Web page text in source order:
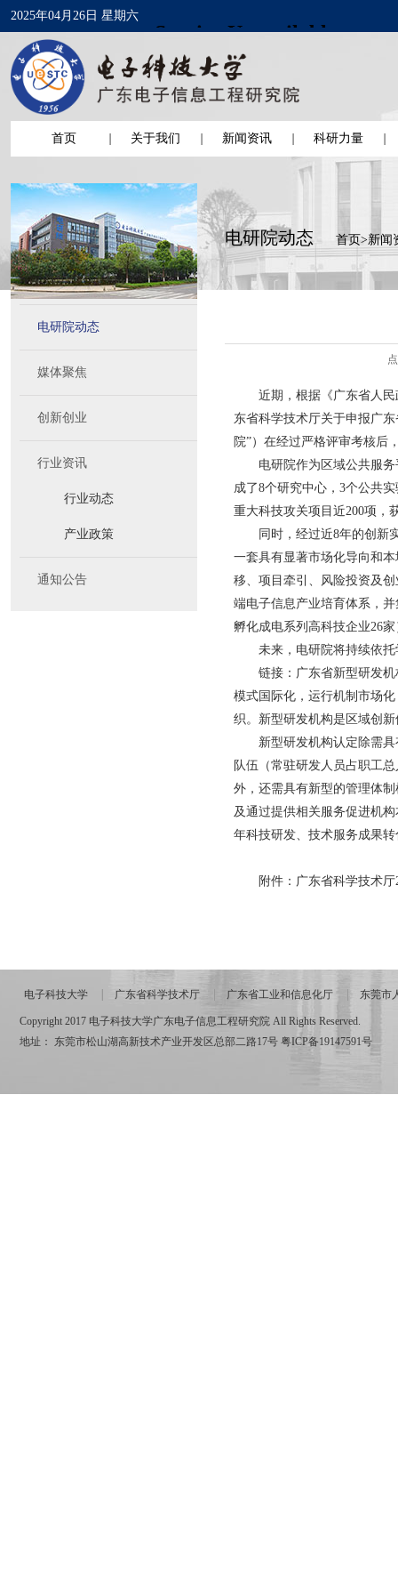
2025年04月26日 星期六
首页 关于我们 新闻资讯 科研力量
电研院动态
媒体聚焦
创新创业
行业资讯
行业动态
产业政策
通知公告
电研院动态 首页>新闻
近期，根据《广东省人
东省科学技术厅关于申报广
院”）在经过严格评审考核后
电研院作为区域公共服
成了8个研究中心，3个公共
重大科技攻关项目近200项，
同时，经过近8年的创新
一套具有显著市场化导向和
移、项目牵引、风险投资及
端电子信息产业培育体系，
孵化成电系列高科技企业26
未来，电研院将持续依
链接：广东省新型研发
模式国际化，运行机制市场
织。新型研发机构是区域创
新型研发机构认定除需
队伍（常驻研发人员占职工
外，还需具有新型的管理体
及通过提供相关服务促进机
年科技研发、技术服务成果
附件： 广东省科学技术
电子科技大学 广东省科学技术厅 广东省工业和信息化厅 东莞市
Copyright 2017 电子科技大学广东电子信息工程研究院 All Rights Reserved.
地址： 东莞市松山湖高新技术产业开发区总部二路17号 粤ICP备19147591号